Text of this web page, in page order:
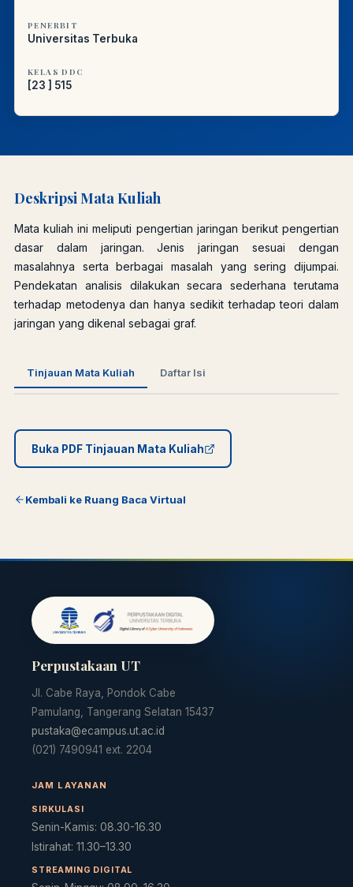
PENERBIT
Universitas Terbuka
KELAS DDC
[23 ] 515
Deskripsi Mata Kuliah
Mata kuliah ini meliputi pengertian jaringan berikut pengertian
dasar dalam jaringan. Jenis jaringan sesuai dengan
masalahnya serta berbagai masalah yang sering dijumpai.
Pendekatan analisis dilakukan secara sederhana terutama
terhadap metodenya dan hanya sedikit terhadap teori dalam
jaringan yang dikenal sebagai graf.
Tinjauan Mata Kuliah Daftar Isi
Buka PDF Tinjauan Mata Kuliah
Kembali ke Ruang Baca Virtual
Perpustakaan UT
Jl. Cabe Raya, Pondok Cabe
Pamulang, Tangerang Selatan 15437
pustaka@ecampus.ut.ac.id
(021) 7490941 ext. 2204
JAM LAYANAN
SIRKULASI
Senin-Kamis: 08.30-16.30
Istirahat: 11.30–13.30
STREAMING DIGITAL